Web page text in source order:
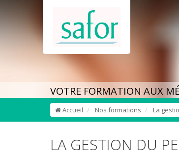
VOTRE FORMATION AUX
Accueil Nos formations La
LA GESTION DU